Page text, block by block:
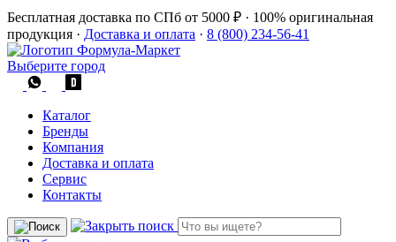
Бесплатная доставка по СПб от 5000 ₽ · 100% оригинальная
продукция · Доставка и оплата · 8 (800) 234-56-41
Выберите город
Каталог
Бренды
Компания
Доставка и оплата
Сервис
Контакты